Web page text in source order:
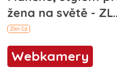
Webkamery